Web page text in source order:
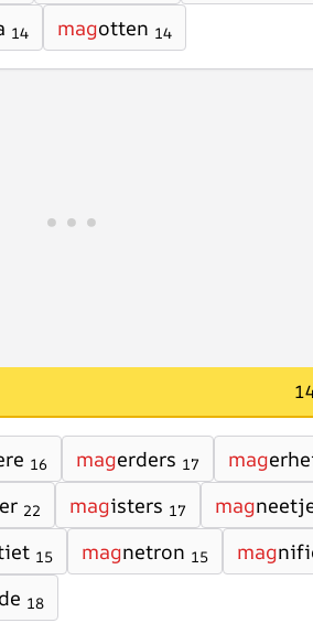
14 magotten 14
16 magerders 17 mag
22 magisters 17 mag
15 magnetron 15 mag
18